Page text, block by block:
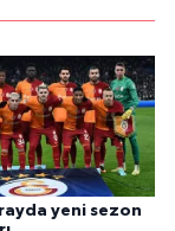
yeni sezon